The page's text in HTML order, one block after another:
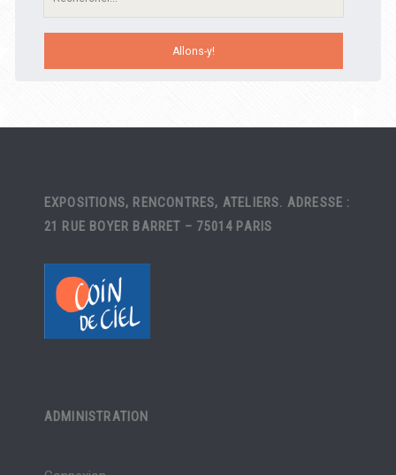
EXPOSITIONS, RENCONTRES, ATELIERS. ADRESSE :
21 RUE BOYER BARRET – 75014 PARIS
ADMINISTRATION